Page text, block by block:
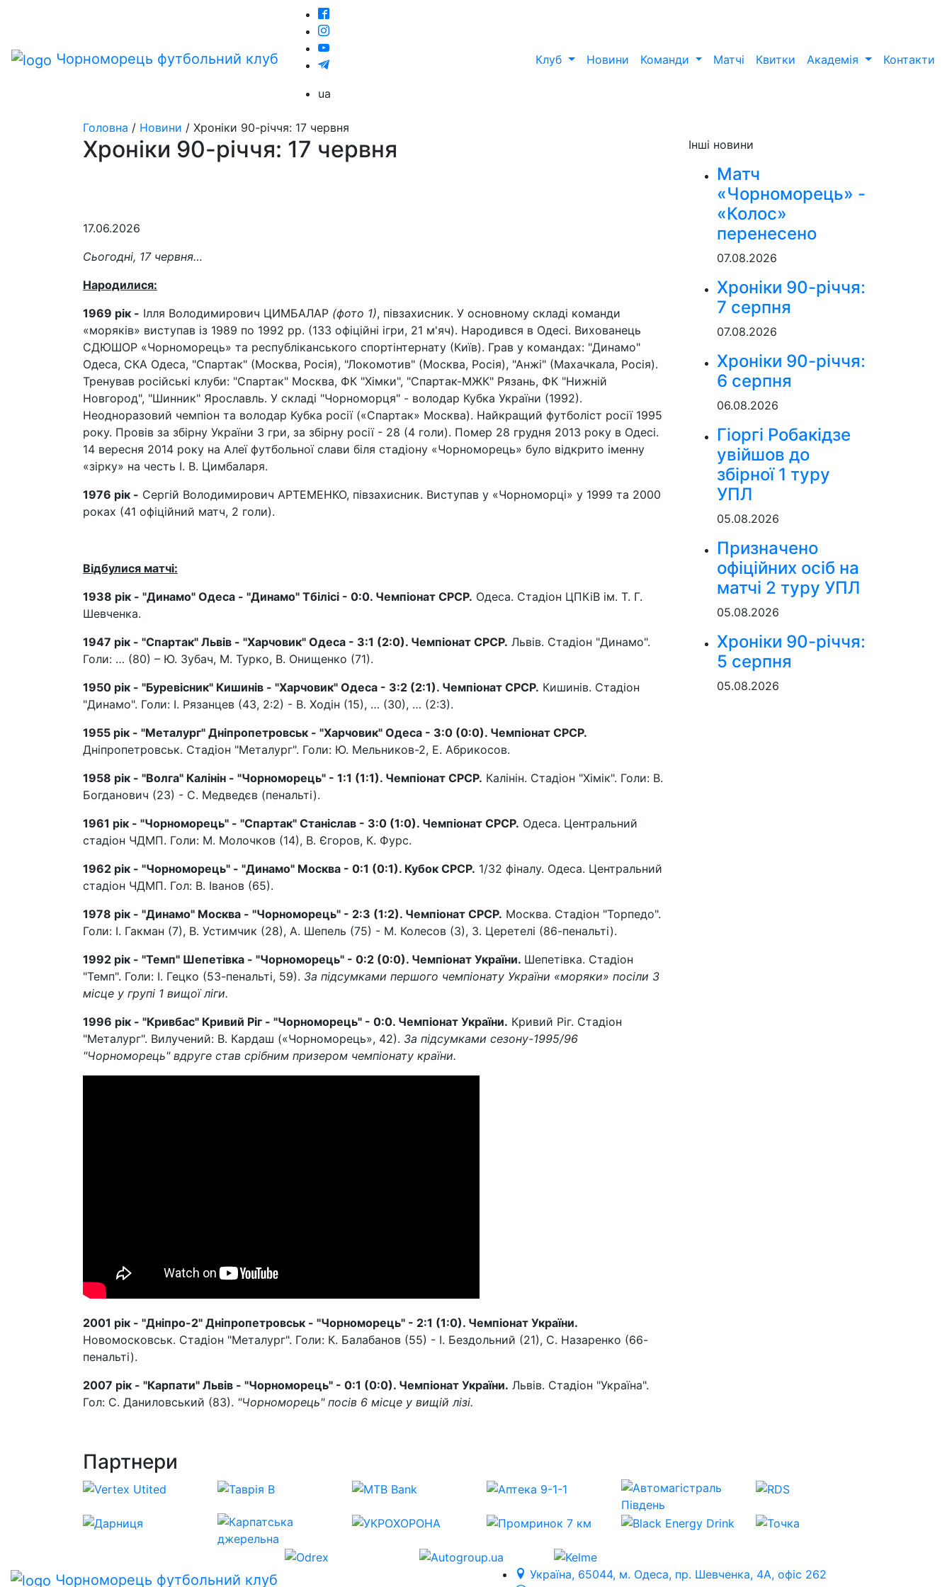
Чорноморець футбольний клуб
ua
Клуб Новини Команди Матчі Квитки Академія Контакти
Головна / Новини / Хроніки 90-річчя: 17 червня
Хроніки 90-річчя: 17 червня
17.06.2026
Сьогодні, 17 червня…
Народилися:
1969 рік - Ілля Володимирович ЦИМБАЛАР (фото 1), півзахисник. У основному складі команди
«моряків» виступав із 1989 по 1992 рр. (133 офіційні ігри, 21 м'яч). Народився в Одесі. Вихованець
СДЮШОР «Чорноморець» та республіканського спортінтернату (Київ). Грав у командах: "Динамо"
Одеса, СКА Одеса, "Спартак" (Москва, Росія), "Локомотив" (Москва, Росія), "Анжі" (Махачкала, Росія).
Тренував російські клуби: "Спартак" Москва, ФК "Хімки", "Спартак-МЖК" Рязань, ФК "Нижній
Новгород", "Шинник" Ярославль. У складі "Чорноморця" - володар Кубка України (1992).
Неодноразовий чемпіон та володар Кубка росії («Спартак» Москва). Найкращий футболіст росії 1995
року. Провів за збірну України 3 гри, за збірну росії - 28 (4 голи). Помер 28 грудня 2013 року в Одесі.
14 вересня 2014 року на Алеї футбольної слави біля стадіону «Чорноморець» було відкрито іменну
«зірку» на честь І. В. Цимбаларя.
1976 рік - Сергій Володимирович АРТЕМЕНКО, півзахисник. Виступав у «Чорноморці» у 1999 та 2000
роках (41 офіційний матч, 2 голи).
Відбулися матчі:
1938 рік - "Динамо" Одеса - "Динамо" Тбілісі - 0:0. Чемпіонат СРСР. Одеса. Стадіон ЦПКіВ ім. Т. Г.
Шевченка.
1947 рік - "Спартак" Львів - "Харчовик" Одеса - 3:1 (2:0). Чемпіонат СРСР. Львів. Стадіон "Динамо".
Голи: … (80) – Ю. Зубач, М. Турко, В. Онищенко (71).
1950 рік - "Буревісник" Кишинів - "Харчовик" Одеса - 3:2 (2:1). Чемпіонат СРСР. Кишинів. Стадіон
"Динамо". Голи: І. Рязанцев (43, 2:2) - В. Ходін (15), … (30), … (2:3).
1955 рік - "Металург" Дніпропетровськ - "Харчовик" Одеса - 3:0 (0:0). Чемпіонат СРСР.
Дніпропетровськ. Стадіон "Металург". Голи: Ю. Мельников-2, Е. Абрикосов.
1958 рік - "Волга" Калінін - "Чорноморець" - 1:1 (1:1). Чемпіонат СРСР. Калінін. Стадіон "Хімік". Голи: В.
Богданович (23) - С. Медведєв (пенальті).
1961 рік - "Чорноморець" - "Спартак" Станіслав - 3:0 (1:0). Чемпіонат СРСР. Одеса. Центральний
стадіон ЧДМП. Голи: М. Молочков (14), В. Єгоров, К. Фурс.
1962 рік - "Чорноморець" - "Динамо" Москва - 0:1 (0:1). Кубок СРСР. 1/32 фіналу. Одеса. Центральний
стадіон ЧДМП. Гол: В. Іванов (65).
1978 рік - "Динамо" Москва - "Чорноморець" - 2:3 (1:2). Чемпіонат СРСР. Москва. Стадіон "Торпедо".
Голи: І. Гакман (7), В. Устимчик (28), А. Шепель (75) - М. Колесов (3), З. Церетелі (86-пенальті).
1992 рік - "Темп" Шепетівка - "Чорноморець" - 0:2 (0:0). Чемпіонат України. Шепетівка. Стадіон
"Темп". Голи: І. Гецко (53-пенальті, 59). За підсумками першого чемпіонату України «моряки» посіли 3
місце у групі 1 вищої ліги.
1996 рік - "Кривбас" Кривий Ріг - "Чорноморець" - 0:0. Чемпіонат України. Кривий Ріг. Стадіон
"Металург". Вилучений: В. Кардаш («Чорноморець», 42). За підсумками сезону-1995/96
"Чорноморець" вдруге став срібним призером чемпіонату країни.
2001 рік - "Дніпро-2" Дніпропетровськ - "Чорноморець" - 2:1 (1:0). Чемпіонат України.
Новомосковськ. Стадіон "Металург". Голи: К. Балабанов (55) - І. Бездольний (21), С. Назаренко (66-
пенальті).
2007 рік - "Карпати" Львів - "Чорноморець" - 0:1 (0:0). Чемпіонат України. Львів. Стадіон "Україна".
Гол: С. Даниловський (83). "Чорноморець" посів 6 місце у вищій лізі.
Інші новини
Матч
«Чорноморець» -
«Колос»
перенесено
07.08.2026
Хроніки 90-річчя:
7 серпня
07.08.2026
Хроніки 90-річчя:
6 серпня
06.08.2026
Гіоргі Робакідзе
увійшов до
збірної 1 туру
УПЛ
05.08.2026
Призначено
офіційних осіб на
матчі 2 туру УПЛ
05.08.2026
Хроніки 90-річчя:
5 серпня
05.08.2026
Партнери
Чорноморець футбольний клуб
Україна, 65044, м. Одеса, пр. Шевченка, 4А, офіс 262